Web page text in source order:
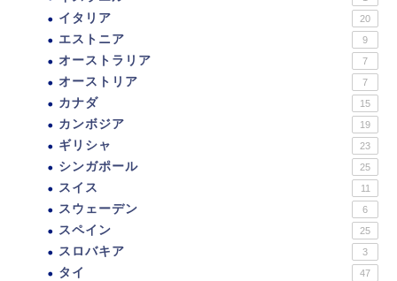
イタリア 20
エストニア 9
オーストラリア 7
オーストリア 7
カナダ 15
カンボジア 19
ギリシャ 23
シンガポール 25
スイス 11
スウェーデン 6
スペイン 25
スロバキア 3
タイ 47